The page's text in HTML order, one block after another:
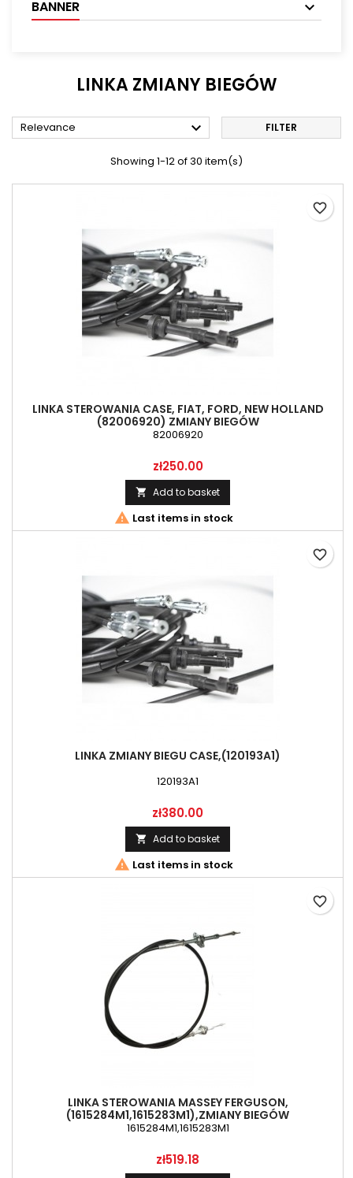
BANNER
LINKA ZMIANY BIEGÓW
Relevance  FILTER
Showing 1-12 of 30 item(s)
LINKA STEROWANIA CASE, FIAT, FORD, NEW HOLLAND
(82006920) ZMIANY BIEGÓW
82006920
Price
zł250.00
 Add to basket
 Last items in stock
favorite_border
LINKA ZMIANY BIEGU CASE,(120193A1)
120193A1
Price
zł380.00
 Add to basket
 Last items in stock
favorite_border
LINKA STEROWANIA MASSEY FERGUSON,
(1615284M1,1615283M1),ZMIANY BIEGÓW
1615284M1,1615283M1
Price
zł519.18
favorite_border